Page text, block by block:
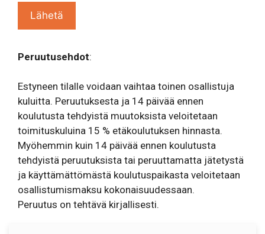
Peruutusehdot:
Estyneen tilalle voidaan vaihtaa toinen osallistuja
kuluitta. Peruutuksesta ja 14 päivää ennen
koulutusta tehdyistä muutoksista veloitetaan
toimituskuluina 15 % etäkoulutuksen hinnasta.
Myöhemmin kuin 14 päivää ennen koulutusta
tehdyistä peruutuksista tai peruuttamatta jätetystä
ja käyttämättömästä koulutuspaikasta veloitetaan
osallistumismaksu kokonaisuudessaan.
Peruutus on tehtävä kirjallisesti.